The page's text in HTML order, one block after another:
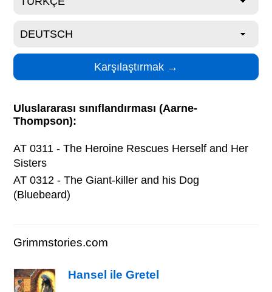
Uluslararası sınıflandırması (Aarne-
Thompson):
AT 0311 - The Heroine Rescues Herself and Her
Sisters
AT 0312 - The Giant-killer and his Dog
(Bluebeard)
Grimmstories.com
Hansel ile Gretel